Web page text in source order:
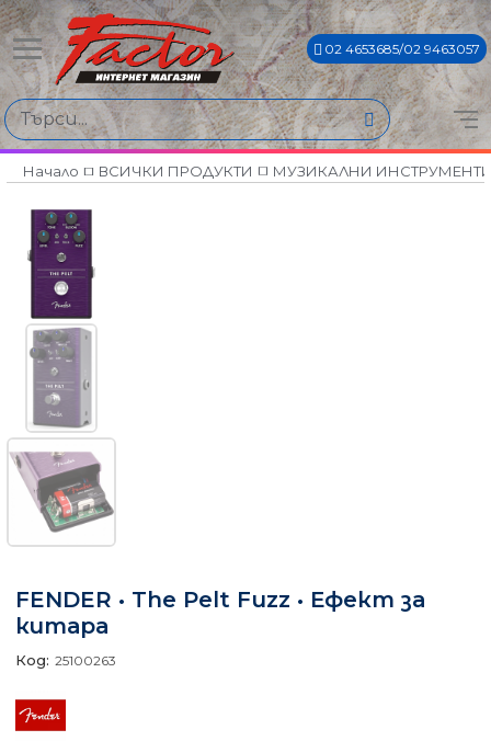
02 4653685/02 9463057
Начало ВСИЧКИ ПРОДУКТИ МУЗИКАЛНИ
FENDER • The Pelt Fuzz • Ефект за
китара
Код: 25100263